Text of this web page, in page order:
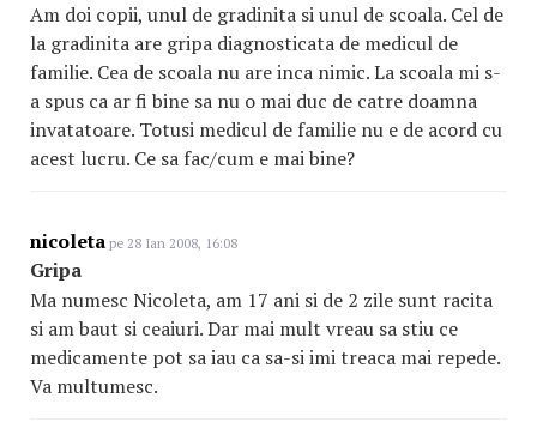
Am doi copii, unul de gradinita si unul de scoala. Cel de
la gradinita are gripa diagnosticata de medicul de
familie. Cea de scoala nu are inca nimic. La scoala mi s-
a spus ca ar fi bine sa nu o mai duc de catre doamna
invatatoare. Totusi medicul de familie nu e de acord cu
acest lucru. Ce sa fac/cum e mai bine?
nicoleta pe 28 Ian 2008, 16:08
Gripa
Ma numesc Nicoleta, am 17 ani si de 2 zile sunt racita
si am baut si ceaiuri. Dar mai mult vreau sa stiu ce
medicamente pot sa iau ca sa-si imi treaca mai repede.
Va multumesc.